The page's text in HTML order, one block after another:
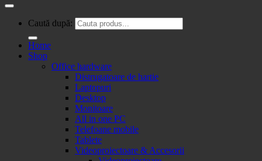
Caută după:
Home
Shop
Office hardware
Distrugatoare de hartie
Laptopuri
Desktop
Monitoare
All in one PC
Telefoane mobile
Tablete
Videoproiectoare & Accesorii